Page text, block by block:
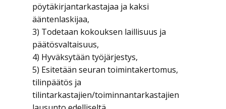
pöytäkirjantarkastajaa ja kaksi
ääntenlaskijaa,
3) Todetaan kokouksen laillisuus ja
päätösvaltaisuus,
4) Hyväksytään työjärjestys,
5) Esitetään seuran toimintakertomus,
tilinpäätös ja
tilintarkastajien/toiminnantarkastajien